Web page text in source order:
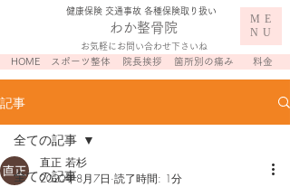
お気軽にお問い合わせ下さいね
わか整骨院
​健康保険 交通事故 各種保険取り扱い
ME
NU
スポーツ整体 院長挨拶 箇所別の痛み
HOME 料金
記事
全ての記事
全ての記事
直正 若杉
2020年8月7日 読了時間: 1分